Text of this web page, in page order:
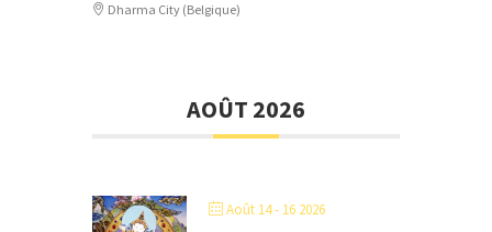
Dharma City (Belgique)
AOÛT 2026
Août 14 - 16 2026